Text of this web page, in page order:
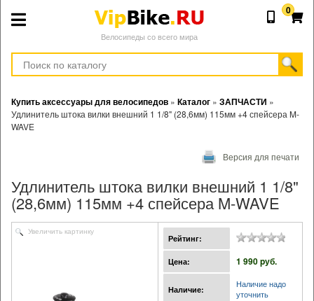
Велосипеды со всего мира
0
Купить аксессуары для велосипедов » Каталог » ЗАПЧАСТИ »
Удлинитель штока вилки внешний 1 1/8" (28,6мм) 115мм +4 спейсера M-
WAVE
Версия для печати
Удлинитель штока вилки внешний 1 1/8"
(28,6мм) 115мм +4 спейсера M-WAVE
Увеличить картинку
Рейтинг:
Цена: 1 990 pуб.
Наличие:
Наличие надо
уточнить